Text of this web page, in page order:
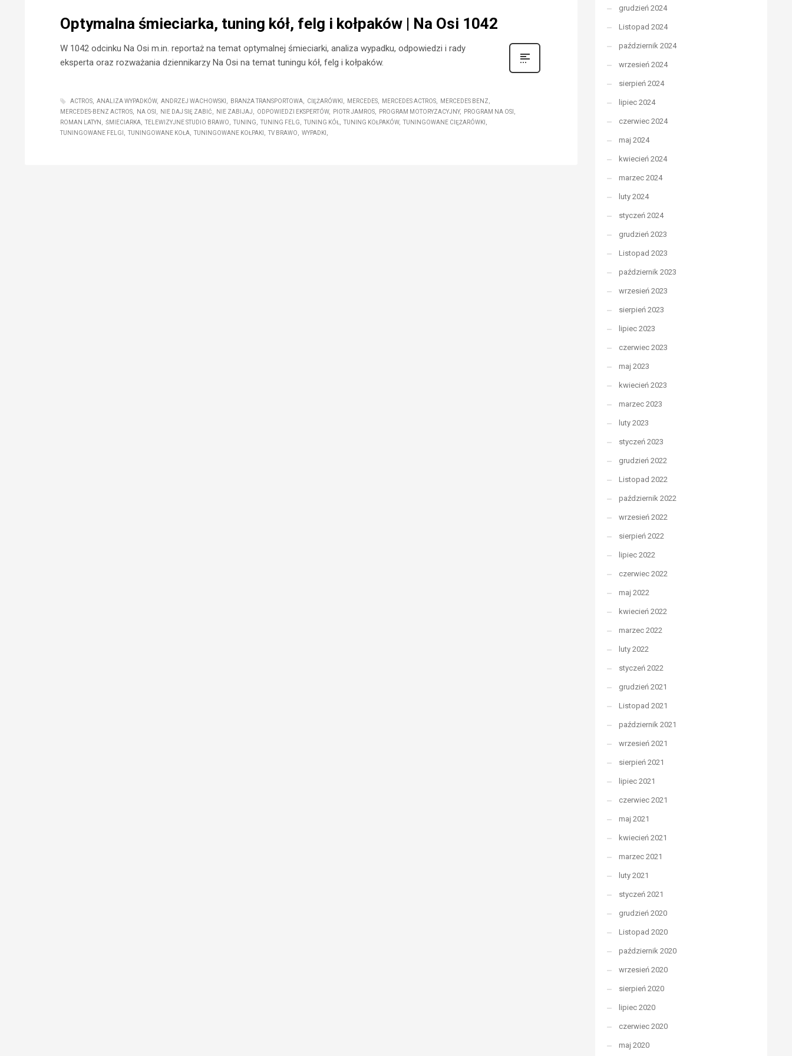
Optymalna śmieciarka, tuning kół, felg i kołpaków | Na Osi 1042
W 1042 odcinku Na Osi m.in. reportaż na temat optymalnej śmieciarki, analiza wypadku, odpowiedzi i rady
eksperta oraz rozważania dziennikarzy Na Osi na temat tuningu kół, felg i kołpaków.
ACTROS ANALIZA WYPADKÓW ANDRZEJ WACHOWSKI BRANŻA TRANSPORTOWA CIĘŻARÓWKI MERCEDES MERCEDES ACTROS
MERCEDES BENZ
MERCEDES-BENZ ACTROS
NA OSI NIE DAJ SIĘ ZABIĆ NIE ZABIJAJ ODPOWIEDZI EKSPERTÓW PIOTR JAMROS PROGRAM MOTORYZACYJNY
PROGRAM NA OSI
ROMAN LATYN
ŚMIECIARKA TELEWIZYJNE STUDIO BRAWO TUNING TUNING FELG TUNING KÓŁ TUNING KOŁPAKÓW
TUNINGOWANE CIĘŻARÓWKI
TUNINGOWANE FELGI
TUNINGOWANE KOŁA TUNINGOWANE KOŁPAKI TV BRAWO WYPADKI
grudzień 2024
Listopad 2024
październik 2024
wrzesień 2024
sierpień 2024
lipiec 2024
czerwiec 2024
maj 2024
kwiecień 2024
marzec 2024
luty 2024
styczeń 2024
grudzień 2023
Listopad 2023
październik 2023
wrzesień 2023
sierpień 2023
lipiec 2023
czerwiec 2023
maj 2023
kwiecień 2023
marzec 2023
luty 2023
styczeń 2023
grudzień 2022
Listopad 2022
październik 2022
wrzesień 2022
sierpień 2022
lipiec 2022
czerwiec 2022
maj 2022
kwiecień 2022
marzec 2022
luty 2022
styczeń 2022
grudzień 2021
Listopad 2021
październik 2021
wrzesień 2021
sierpień 2021
lipiec 2021
czerwiec 2021
maj 2021
kwiecień 2021
marzec 2021
luty 2021
styczeń 2021
grudzień 2020
Listopad 2020
październik 2020
wrzesień 2020
sierpień 2020
lipiec 2020
czerwiec 2020
maj 2020